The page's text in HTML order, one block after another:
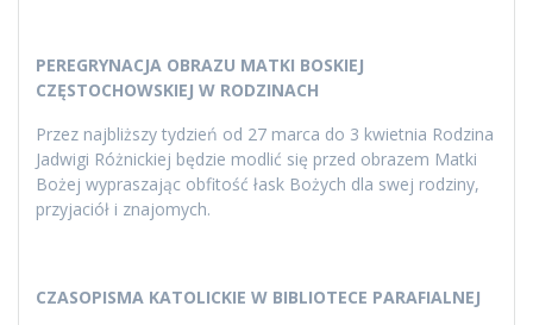
PEREGRYNACJA OBRAZU MATKI BOSKIEJ
CZĘSTOCHOWSKIEJ W RODZINACH
Przez najbliższy tydzień od 27 marca do 3 kwietnia Rodzina
Jadwigi Różnickiej będzie modlić się przed obrazem Matki
Bożej wypraszając obfitość łask Bożych dla swej rodziny,
przyjaciół i znajomych.
CZASOPISMA KATOLICKIE W BIBLIOTECE PARAFIALNEJ